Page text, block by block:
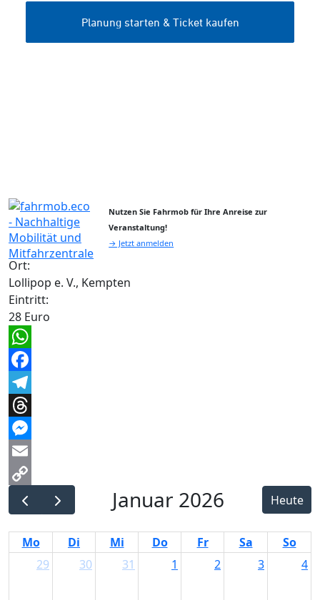
Nutzen Sie Fahrmob für Ihre Anreise zur
Veranstaltung!
→ Jetzt anmelden
Ort:
Lollipop e. V., Kempten
Eintritt:
28 Euro
WhatsApp
Facebook
Telegram
Threads
Messenger
Email
Copy
Link
Januar 2026 Heute
Mo Di Mi Do Fr Sa
So
29
30 31 1 2 3 4